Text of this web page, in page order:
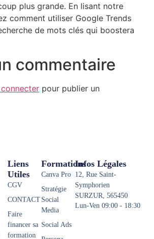
plus grande. En lisant notre
comment utiliser Google Trends
de mots clés qui boostera
commentaire
pour publier un
Formations
Canva Pro
Stratégie
Social
Media
Social Ads
Liens
Utiles
CGV
CONTACT
Faire
financer sa
formation
Infos Légales
12, Rue Saint-
Symphorien
SURZUR, 565450
Lun-Ven 09:00 - 18:30